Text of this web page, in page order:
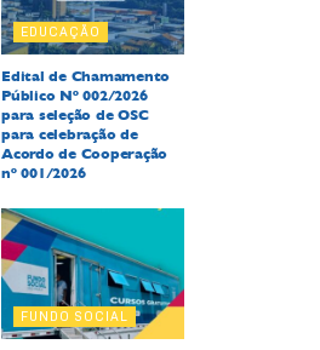
EDUCAÇÃO
Edital de Chamamento
Público Nº 002/2026
para seleção de OSC
para celebração de
Acordo de Cooperação
nº 001/2026
FUNDO SOCIAL